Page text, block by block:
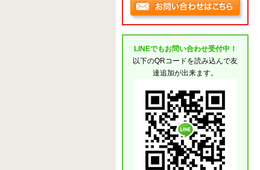
LINEでもお問い合わせ受付中！
以下のQRコードを読み込んで友
達追加が出来ます。